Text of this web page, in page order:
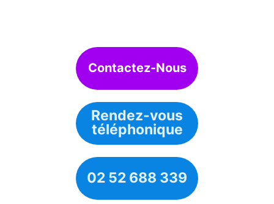
Contactez-Nous
Rendez-vous
téléphonique
02 52 688 339